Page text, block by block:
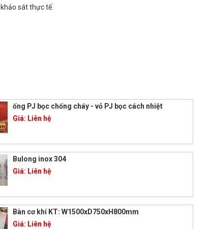
khảo sát thực tế.
ống PJ bọc chống cháy - vỏ PJ bọc cách nhiệt
Giá: Liên hệ
Bulong inox 304
Giá: Liên hệ
Bàn cơ khí KT: W1500xD750xH800mm
Giá: Liên hệ